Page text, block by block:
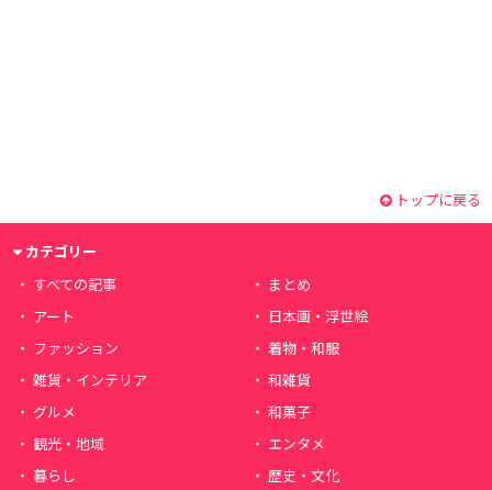
トップに戻る
カテゴリー
すべての記事
まとめ
アート
日本画・浮世絵
ファッション
着物・和服
雑貨・インテリア
和雑貨
グルメ
和菓子
観光・地域
エンタメ
暮らし
歴史・文化